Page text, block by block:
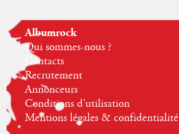
Albumrock
Qui sommes-nous ?
Contacts
Recrutement
Annonceurs
Conditions d'utilisation
Mentions légales & confidentialité